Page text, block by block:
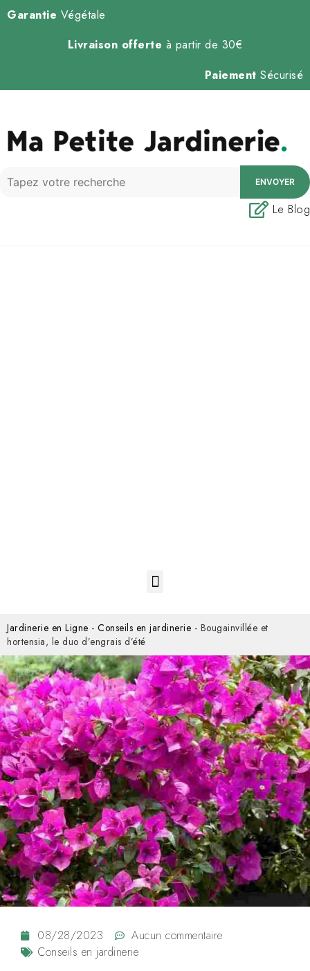
Garantie Végétale
Livraison offerte à partir de 30€
Paiement Sécurisé
ENVOYER
Le Blog
Jardinerie en Ligne - Conseils en jardinerie - Bougainvillée et
hortensia, le duo d’engrais d’été
08/28/2023
Aucun commentaire
Conseils en jardinerie